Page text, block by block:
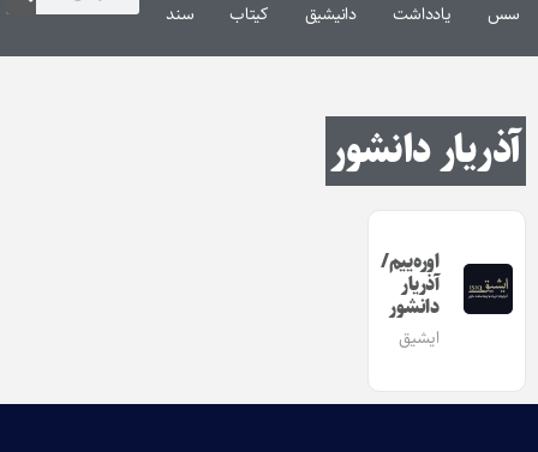
سس یادداشت دانیشیق کیتاب سند
آذریار دانشور
اوره‌ییم/
آذریار
دانشور
ایشیق